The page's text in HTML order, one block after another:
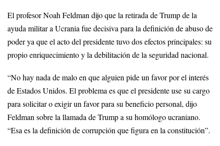
El profesor Noah Feldman dijo que la retirada de Trump de la
ayuda militar a Ucrania fue decisiva para la definición de abuso de
poder ya que el acto del presidente tuvo dos efectos principales: su
propio enriquecimiento y la debilitación de la seguridad nacional.
“No hay nada de malo en que alguien pide un favor por el interés
de Estados Unidos. El problema es que el presidente use su cargo
para solicitar o exigir un favor para su beneficio personal, dijo
Feldman sobre la llamada de Trump a su homólogo ucraniano.
“Esa es la definición de corrupción que figura en la constitución”.